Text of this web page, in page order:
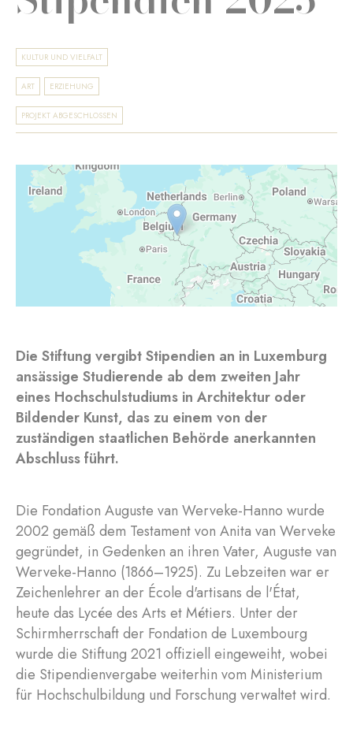
KULTUR UND VIELFALT
ART ERZIEHUNG
PROJEKT ABGESCHLOSSEN
Die Stiftung vergibt Stipendien an in Luxemburg
ansässige Studierende ab dem zweiten Jahr
eines Hochschulstudiums in Architektur oder
Bildender Kunst, das zu einem von der
zuständigen staatlichen Behörde anerkannten
Abschluss führt.
Die Fondation Auguste van Werveke-Hanno wurde
2002 gemäß dem Testament von Anita van Werveke
gegründet, in Gedenken an ihren Vater, Auguste van
Werveke-Hanno (1866–1925). Zu Lebzeiten war er
Zeichenlehrer an der École d'artisans de l'État,
heute das Lycée des Arts et Métiers. Unter der
Schirmherrschaft der Fondation de Luxembourg
wurde die Stiftung 2021 offiziell eingeweiht, wobei
die Stipendienvergabe weiterhin vom Ministerium
für Hochschulbildung und Forschung verwaltet wird.